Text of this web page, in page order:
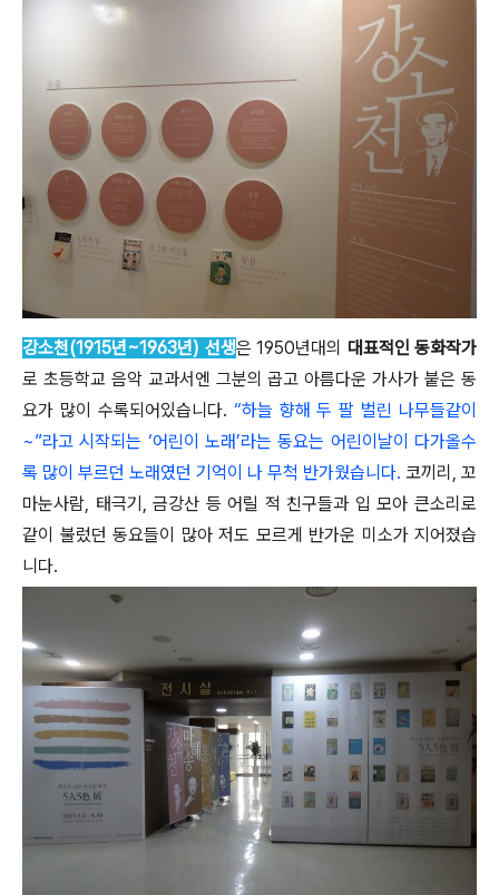
강소천(1915년~1963년) 선생은 1950년대의 대표적인 동화작가
로 초등학교 음악 교과서엔 그분의 곱고 아름다운 가사가 붙은 동
요가 많이 수록되어있습니다. “하늘 향해 두 팔 벌린 나무들같이
~”라고 시작되는 ‘어린이 노래’라는 동요는 어린이날이 다가올수
록 많이 부르던 노래였던 기억이 나 무척 반가웠습니다. 코끼리, 꼬
마눈사람, 태극기, 금강산 등 어릴 적 친구들과 입 모아 큰소리로
같이 불렀던 동요들이 많아 저도 모르게 반가운 미소가 지어졌습
니다.